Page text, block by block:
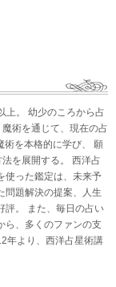
上。 幼少のころから占
術を通じて、現在の占
術を本格的に学び、 願
を展開する。 西洋占
使った鑑定は、未来予
問題解決の提案、人生
評。 また、毎日の占い
ら、多くのファンの支
年より、西洋占星術講